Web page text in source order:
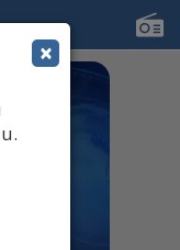
×